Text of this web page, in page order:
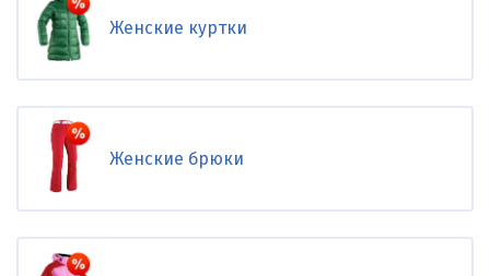
Женские куртки
Женские брюки